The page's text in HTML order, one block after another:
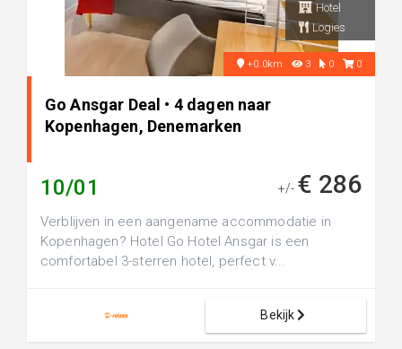
Hotel
Logies
+0.0km 3 0 0
Go Ansgar Deal • 4 dagen naar
Kopenhagen, Denemarken
10/01 +/- € 286
Verblijven in een aangename accommodatie in
Kopenhagen? Hotel Go Hotel Ansgar is een
comfortabel 3-sterren hotel, perfect v...
Bekijk